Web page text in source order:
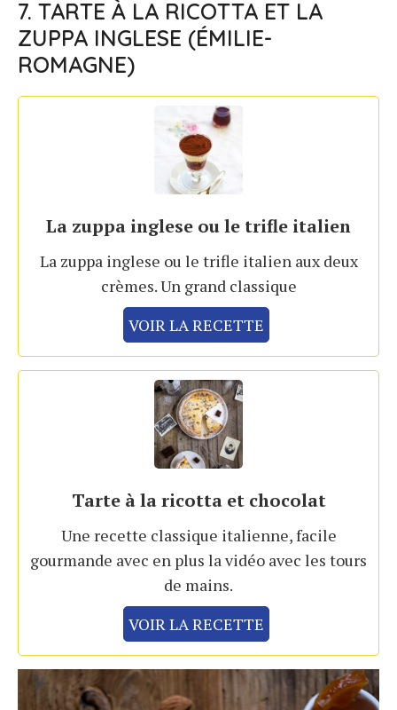
7. TARTE À LA RICOTTA ET LA
ZUPPA INGLESE (ÉMILIE-
ROMAGNE)
La zuppa inglese ou le trifle italien
La zuppa inglese ou le trifle italien aux deux
crèmes. Un grand classique
VOIR LA RECETTE
Tarte à la ricotta et chocolat
Une recette classique italienne, facile
gourmande avec en plus la vidéo avec les tours
de mains.
VOIR LA RECETTE